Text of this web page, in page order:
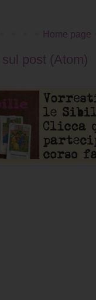
Home page
post (Atom)